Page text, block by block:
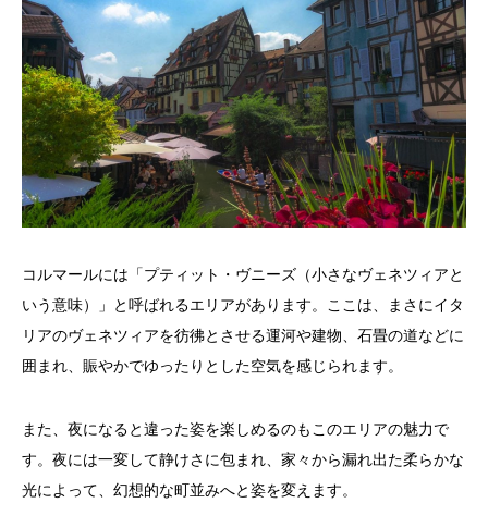
コルマールには「プティット・ヴニーズ（小さなヴェネツィアと
いう意味）」と呼ばれるエリアがあります。ここは、まさにイタ
リアのヴェネツィアを彷彿とさせる運河や建物、石畳の道などに
囲まれ、賑やかでゆったりとした空気を感じられます。
また、夜になると違った姿を楽しめるのもこのエリアの魅力で
す。夜には一変して静けさに包まれ、家々から漏れ出た柔らかな
光によって、幻想的な町並みへと姿を変えます。